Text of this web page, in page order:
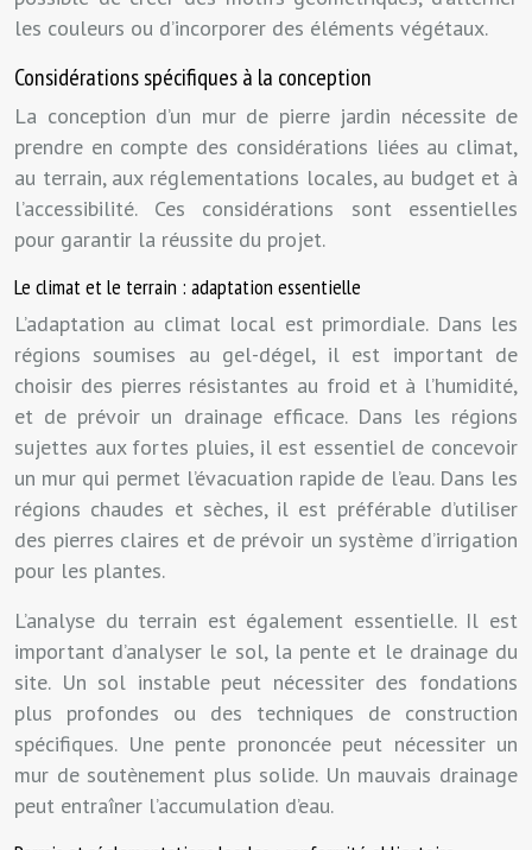
les couleurs ou d’incorporer des éléments végétaux.
Considérations spécifiques à la conception
La conception d’un mur de pierre jardin nécessite de
prendre en compte des considérations liées au climat,
au terrain, aux réglementations locales, au budget et à
l’accessibilité. Ces considérations sont essentielles
pour garantir la réussite du projet.
Le climat et le terrain : adaptation essentielle
L’adaptation au climat local est primordiale. Dans les
régions soumises au gel-dégel, il est important de
choisir des pierres résistantes au froid et à l’humidité,
et de prévoir un drainage efficace. Dans les régions
sujettes aux fortes pluies, il est essentiel de concevoir
un mur qui permet l’évacuation rapide de l’eau. Dans les
régions chaudes et sèches, il est préférable d’utiliser
des pierres claires et de prévoir un système d’irrigation
pour les plantes.
L’analyse du terrain est également essentielle. Il est
important d’analyser le sol, la pente et le drainage du
site. Un sol instable peut nécessiter des fondations
plus profondes ou des techniques de construction
spécifiques. Une pente prononcée peut nécessiter un
mur de soutènement plus solide. Un mauvais drainage
peut entraîner l’accumulation d’eau.